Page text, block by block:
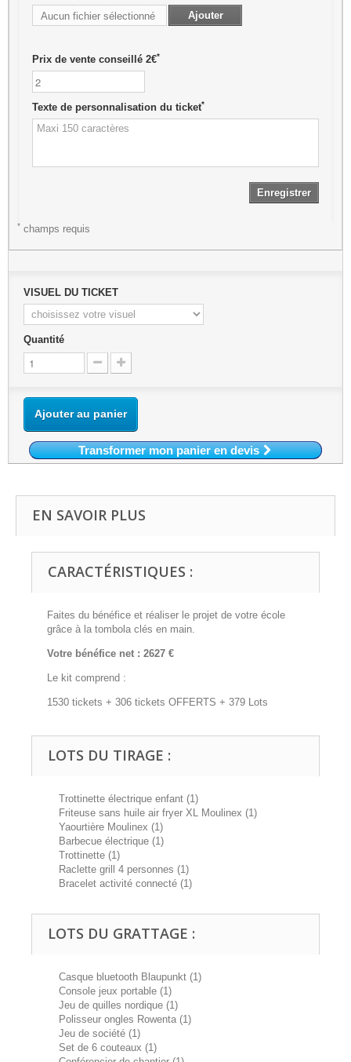
Aucun fichier sélectionné
Ajouter
Prix de vente conseillé 2€*
Texte de personnalisation du ticket*
Enregistrer
* champs requis
VISUEL DU TICKET
Quantité
Ajouter au panier
Transformer mon panier en devis
EN SAVOIR PLUS
CARACTÉRISTIQUES :
Faites du bénéfice et réaliser le projet de votre école
grâce à la tombola clés en main.
Votre bénéfice net : 2627 €
Le kit comprend :
1530 tickets + 306 tickets OFFERTS + 379 Lots
LOTS DU TIRAGE :
Trottinette électrique enfant (1)
Friteuse sans huile air fryer XL Moulinex (1)
Yaourtière Moulinex (1)
Barbecue électrique (1)
Trottinette (1)
Raclette grill 4 personnes (1)
Bracelet activité connecté (1)
LOTS DU GRATTAGE :
Casque bluetooth Blaupunkt (1)
Console jeux portable (1)
Jeu de quilles nordique (1)
Polisseur ongles Rowenta (1)
Jeu de société (1)
Set de 6 couteaux (1)